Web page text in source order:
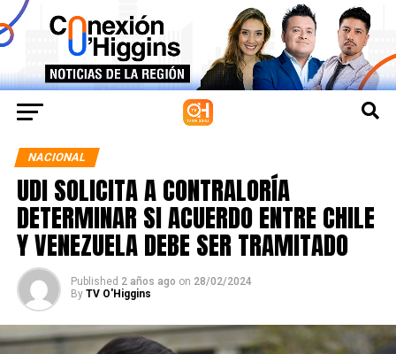
NACIONAL
UDI SOLICITA A CONTRALORÍA
DETERMINAR SI ACUERDO ENTRE CHILE
Y VENEZUELA DEBE SER TRAMITADO
Published 2 años ago on 28/02/2024
By TV O'Higgins